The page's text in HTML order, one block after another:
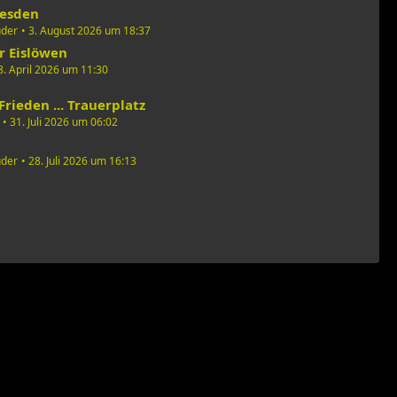
3. August 2026 um 18:37
Eislöwen
April 2026 um 11:30
... Trauerplatz
31. Juli 2026 um 06:02
28. Juli 2026 um 16:13